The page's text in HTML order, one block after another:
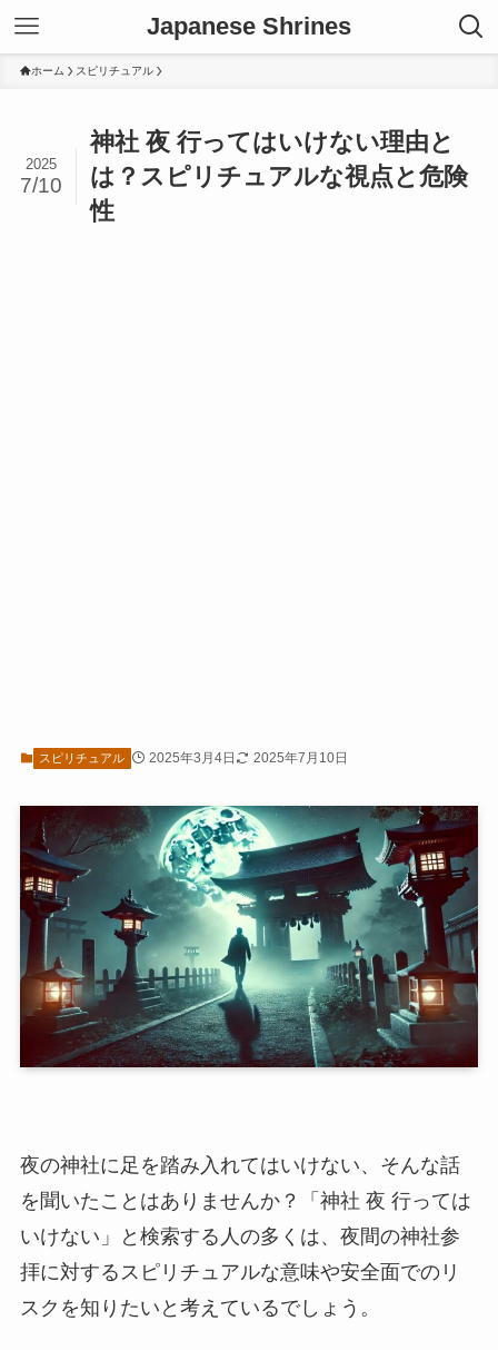
Japanese Shrines
ホーム スピリチュアル
神社 夜 行ってはいけない理由と
は？スピリチュアルな視点と危険
性
2025
7/10
スピリチュアル 2025年3月4日 2025年7月10日
夜の神社に足を踏み入れてはいけない、そんな話
を聞いたことはありませんか？「神社 夜 行っては
いけない」と検索する人の多くは、夜間の神社参
拝に対するスピリチュアルな意味や安全面でのリ
スクを知りたいと考えているでしょう。